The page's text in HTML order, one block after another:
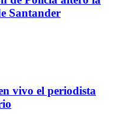
Santander
vivo el periodista